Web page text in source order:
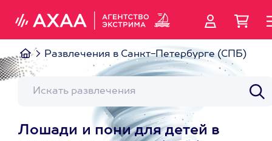
Развлечения в Санкт-Петербурге (СПБ)
Лошади и пони для детей в